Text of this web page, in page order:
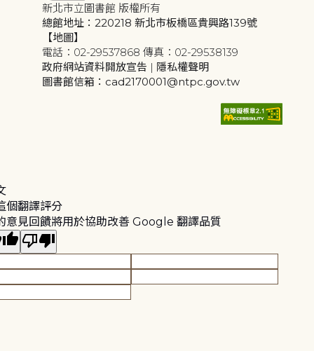
新北市立圖書館 版權所有
總館地址：220218 新北市板橋區貴興路139號
【地圖】
電話：02-29537868 傳真：02-29538139
政府網站資料開放宣告 | 隱私權聲明
圖書館信箱：cad2170001@ntpc.gov.tw
個翻譯評分
意見回饋將用於協助改善 Google 翻譯品質